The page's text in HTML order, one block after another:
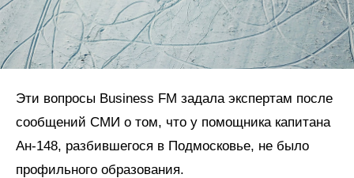
Эти вопросы Business FM задала экспертам после
сообщений СМИ о том, что у помощника капитана
Ан-148, разбившегося в Подмосковье, не было
профильного образования.